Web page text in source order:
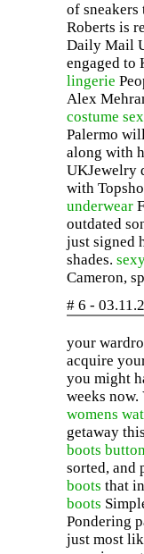
of
Roberts is
Daily Mail
engaged
lingerie
Alex
costume
Palermo
along with
UKJewelry
with
underwear
outdated
just signed
shades.
Cameron,
# 6 -
your
acquire
you might
weeks
womens
getaway
boots
sorted, and
boots that
boots
Pondering
just most